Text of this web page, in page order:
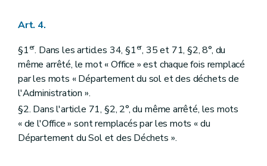
Art. 4.
§1er. Dans les articles 34, §1er, 35 et 71, §2, 8°, du
même arrêté, le mot « Office » est chaque fois remplacé
par les mots « Département du sol et des déchets de
l'Administration ».
§2. Dans l'article 71, §2, 2°, du même arrêté, les mots
« de l'Office » sont remplacés par les mots « du
Département du Sol et des Déchets ».